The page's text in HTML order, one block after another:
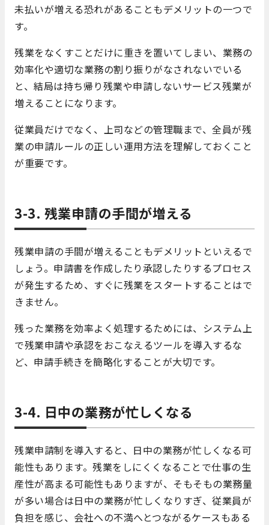
未払いが増える恐れがあることもデメリットの一つで
す。
残業をなくすことだけに重きを置いてしまい、業務の
効率化や適切な業務の割り振りがなされないでいる
と、結局は持ち帰り残業や申請しないサービス残業が
増えることになります。
従業員だけでなく、上司などの管理職まで、全員が残
業の申請ルールの正しい運用方法を理解しておくこと
が重要です。
3-3. 残業申請の手間が増える
残業申請の手間が増えることもデメリットといえるで
しょう。申請書を作成したり承認したりするプロセス
が発生するため、すぐに残業をスタートすることはで
きません。
残った業務を効率よく処理するためには、システム上
で残業申請や承認をおこなえるツールを導入するな
ど、申請手続きを簡略化することが大切です。
3-4. 日中の業務が忙しくなる
残業申請制を導入すると、日中の業務が忙しくなる可
能性もあります。残業をしにくくなることで仕事の生
産性が高まる可能性もありますが、そもそもの業務量
が多い場合は日中の業務が忙しくなりすぎ、従業員が
負担を感じ、会社への不満へとつながるケースもある